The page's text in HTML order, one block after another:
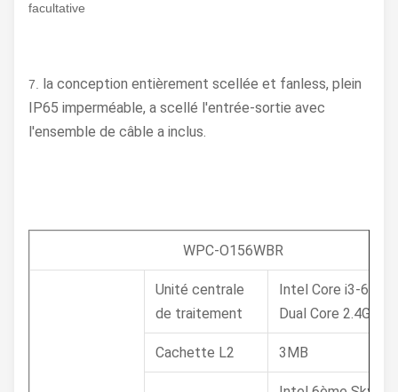
facultative
7. la conception entièrement scellée et fanless, plein
IP65 imperméable, a scellé l'entrée-sortie avec
l'ensemble de câble a inclus.
WPC-O156WBR
Unité centrale
de traitement
Intel Core i3-
Dual Core 2.4GHz
Cachette L2 3MB